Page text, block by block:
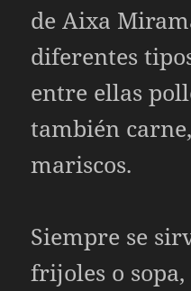
de Aixa
diferentes
entre ellas
también
mariscos.
Siempre se
frijoles o sopa,